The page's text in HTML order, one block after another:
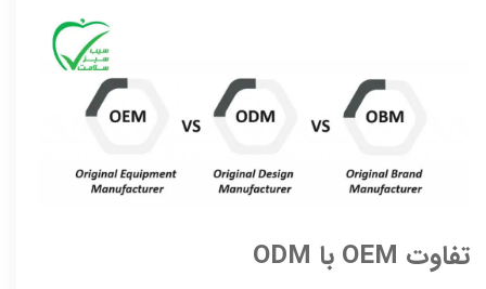
تفاوت OEM با ODM